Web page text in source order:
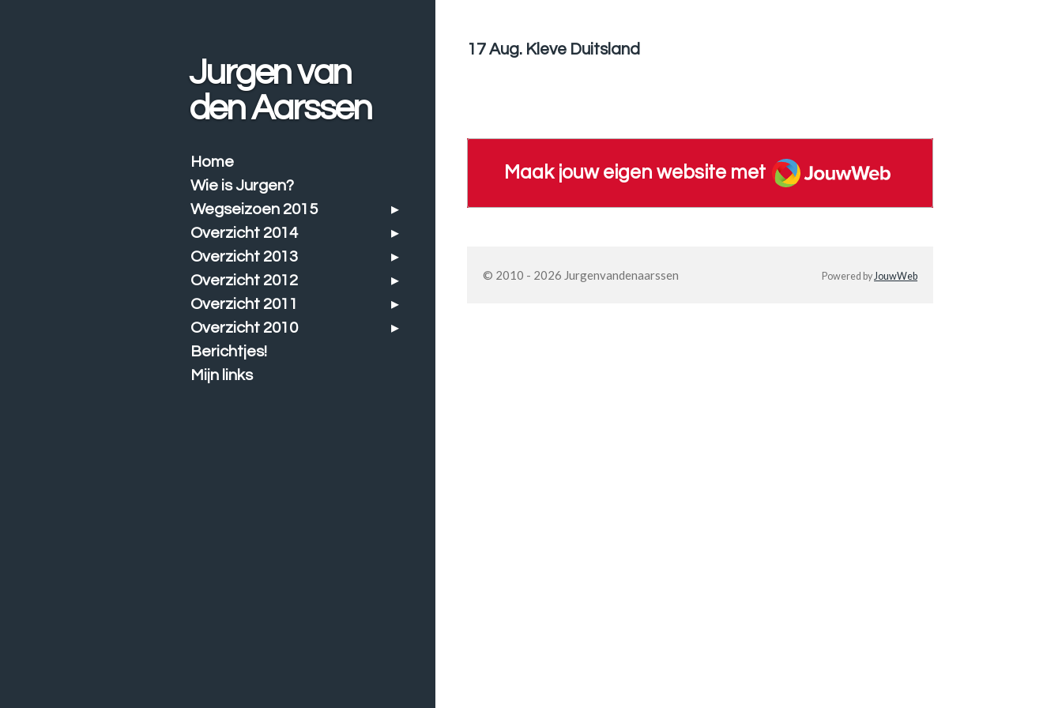
17 Aug. Kleve Duitsland
Maak jouw eigen website met
JouwWeb
© 2010 - 2026 Jurgenvandenaarssen Powered byJouwWeb
Jurgen van
den Aarssen
Home
Wie is Jurgen?
Wegseizoen 2015
Overzicht 2014
Overzicht 2013
Overzicht 2012
Overzicht 2011
Overzicht 2010
Berichtjes!
Mijn links